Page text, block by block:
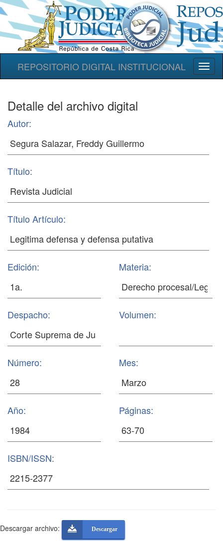
REPOSITORIO DIGITAL INSTITUCIONAL
Detalle del archivo digital
Autor:
Título:
Título Artículo:
Edición: Materia:
Despacho: Volumen:
Número: Mes:
Año: Páginas:
ISBN/ISSN:
Descargar archivo: Descargar